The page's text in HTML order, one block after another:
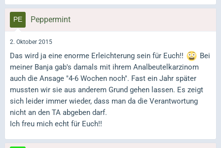
Peppermint
2. Oktober 2015
Das wird ja eine enorme Erleichterung sein für Euch!!
Bei
meiner Banja gab's damals mit ihrem Analbeutelkarzinom
auch die Ansage "4-6 Wochen noch". Fast ein Jahr später
mussten wir sie aus anderem Grund gehen lassen. Es zeigt
sich leider immer wieder, dass man da die Verantwortung
nicht an den TA abgeben darf.
Ich freu mich echt für Euch!!